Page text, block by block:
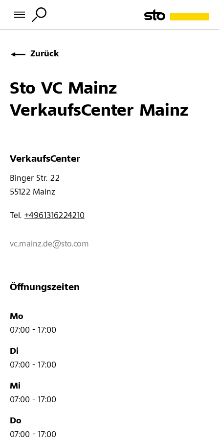
Zurück
Sto VC Mainz
VerkaufsCenter Mainz
VerkaufsCenter
Binger Str. 22
55122 Mainz
Tel. +4961316224210
vc.mainz.de@sto.com
Öffnungszeiten
Mo
07:00 - 17:00
Di
07:00 - 17:00
Mi
07:00 - 17:00
Do
07:00 - 17:00